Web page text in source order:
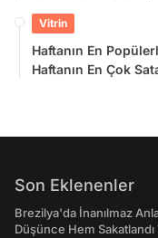
Vitrin
Haftanın En
Haftanın En Çok
Son Eklenenler
Brezilya'da İnanılmaz
Düşünce Hem Sakatlandı